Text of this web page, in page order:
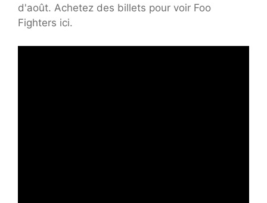
d'août. Achetez des billets pour voir Foo
Fighters ici.